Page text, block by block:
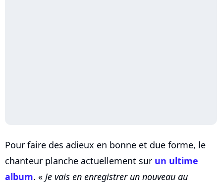
Pour faire des adieux en bonne et due forme, le
chanteur planche actuellement sur un ultime
album. « Je vais en enregistrer un nouveau au